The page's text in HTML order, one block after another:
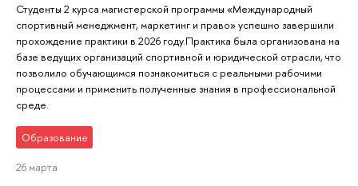
Студенты 2 курса магистерской программы «Международный
спортивный менеджмент, маркетинг и право» успешно завершили
прохождение практики в 2026 году.Практика была организована на
базе ведущих организаций спортивной и юридической отрасли, что
позволило обучающимся познакомиться с реальными рабочими
процессами и применить полученные знания в профессиональной
среде.
Образование
26 марта